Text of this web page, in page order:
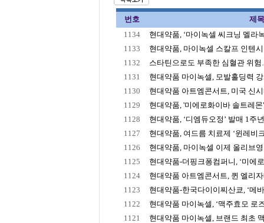
번호
제목
1134
현대약품, ‘마이녹셀 씨크닝 멜라
1133
현대약품, 마이녹셀 스칼프 인텐
1132
스타틴으로도 부족한 심혈관 위
1131
현대약품 마이녹셀, 모발홀딩력 강
1130
현대약품 아트엠콘서트, 미국 신
1129
현대약품, '미에로화이바 솔트레몬
1128
현대약품, ‘디엠듀오정’ 발매 1주
1127
현대약품, 여드름 치료제 ‘윈레비
1126
현대약품, 마이녹셀 이제 올리브
1125
현대약품-더핑크퐁컴퍼니, ‘미에
1124
현대약품 아트엠콘서트, 퀸 엘리
1123
현대약품-한국다이이찌산쿄, ‘메
1122
현대약품 마이녹셀, ‘맥주효모 로
1121
현대약품 마이녹셀, 브랜드 최초